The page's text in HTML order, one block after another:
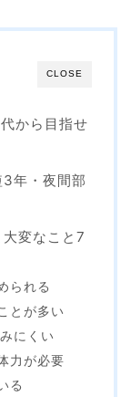
CLOSE
から目指せ
年・夜間部
変なこと7
られる
とが多い
にくい
力が必要
る